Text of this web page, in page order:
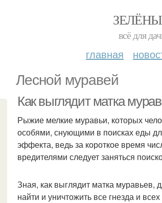
всё для
главная
Лесной муравей
Как выглядит матка
Рыжие мелкие муравьи, которых
особями, снующими в поисках еды
эффекта, ведь за короткое время
вредителями следует заняться
Зная, как выглядит матка
найти и уничтожить все гнезда и